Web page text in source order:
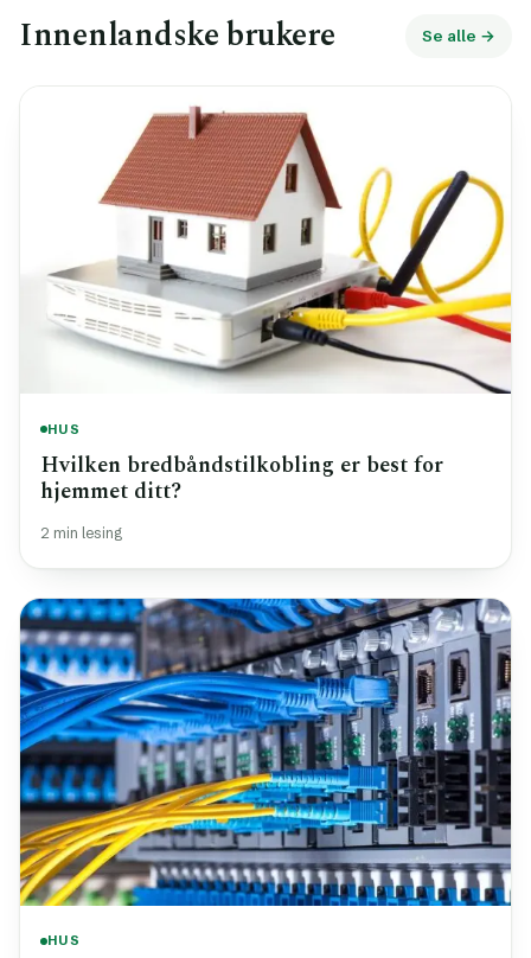
Innenlandske brukere Se alle →
HUS
Hvilken bredbåndstilkobling er best for
hjemmet ditt?
2 min lesing
HUS